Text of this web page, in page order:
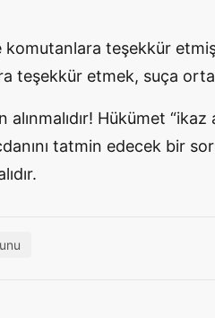
komutanlara teşekkür
teşekkür etmek, suça
Hükümet “ikaz
tatmin edecek bir